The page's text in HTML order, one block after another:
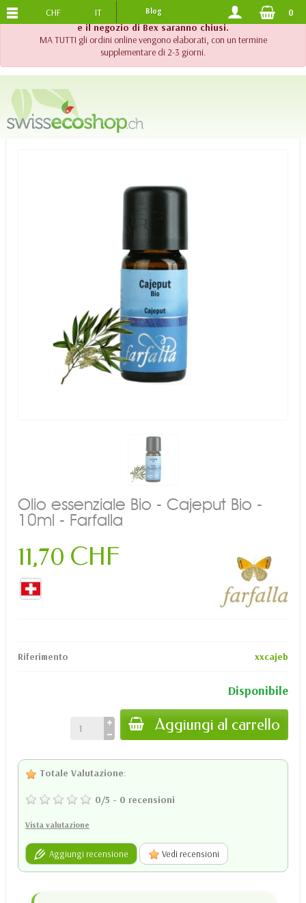
!! Importante !! Fino al 20 agosto 2026, l'assistenza telefonica
e il negozio di Bex saranno chiusi.
MA TUTTI gli ordini online vengono elaborati, con un termine
supplementare di 2-3 giorni.
SPEDIZIONE GRATUITADA 120.-
CHF IT Blog 0
Olio essenziale Bio - Cajeput Bio -
10ml - Farfalla
11,70 CHF
Riferimento xxcajeb
Disponibile
Aggiungi al carrello
Totale Valutazione:
0/5 - 0 recensioni
Vista valutazione
Aggiungi recensione Vedi recensioni